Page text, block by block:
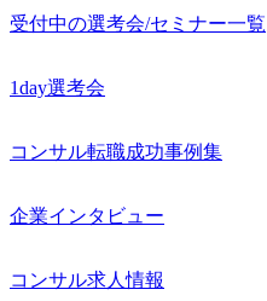
受付中の選考会/セミナー一覧
1day選考会
コンサル転職成功事例集
企業インタビュー
コンサル求人情報